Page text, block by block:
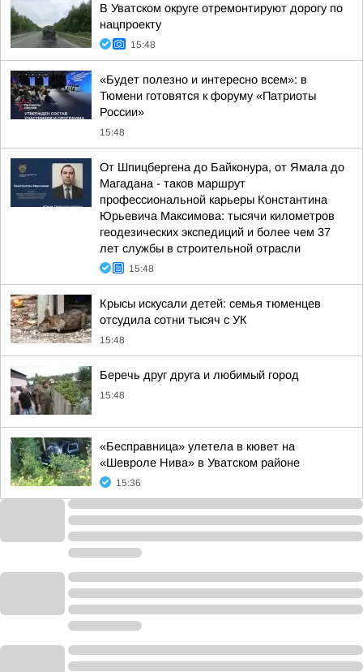
В Уватском округе отремонтируют дорогу по
нацпроекту
15:48
«Будет полезно и интересно всем»: в
Тюмени готовятся к форуму «Патриоты
России»
15:48
От Шпицбергена до Байконура, от Ямала до
Магадана - таков маршрут
профессиональной карьеры Константина
Юрьевича Максимова: тысячи километров
геодезических экспедиций и более чем 37
лет службы в строительной отрасли
15:48
Крысы искусали детей: семья тюменцев
отсудила сотни тысяч с УК
15:48
Беречь друг друга и любимый город
15:48
«Бесправница» улетела в кювет на
«Шевроле Нива» в Уватском районе
15:36